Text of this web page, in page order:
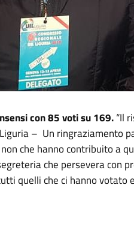
con 85 voti su 169.“Il
– Un ringraziamento
che hanno contribuito a
che persevera
quelli che ci hanno